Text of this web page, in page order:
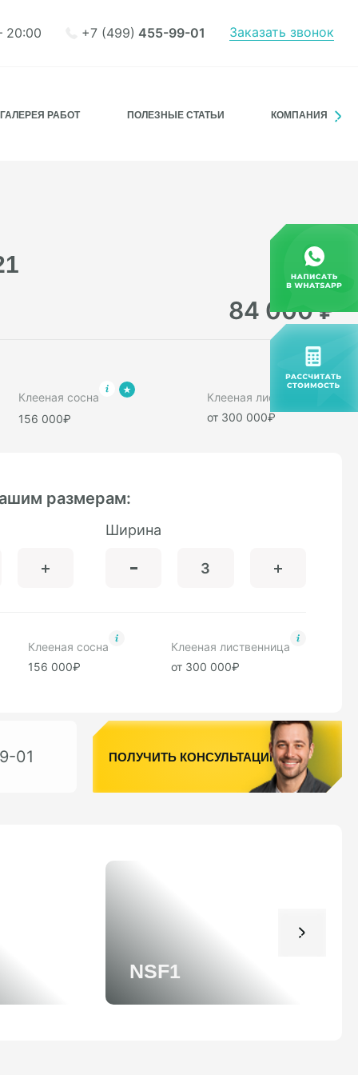
20:00 +7 (499) 455-99-01 Заказать звонок
ГАЛЕРЕЯ РАБОТ ПОЛЕЗНЫЕ СТАТЬИ КОМПАНИЯ
84 000₽
Клееная сосна
156 000₽
Клееная лиственница
от 300 000₽
размерам:
Ширина
Клееная сосна
156 000₽
Клееная лиственница
от 300 000₽
01 ПОЛУЧИТЬ КОНСУЛЬТАЦИЮ
NSF1